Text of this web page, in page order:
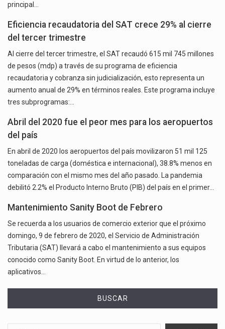
principal…
Eficiencia recaudatoria del SAT crece 29% al cierre
del tercer trimestre
Al cierre del tercer trimestre, el SAT recaudó 615 mil 745 millones
de pesos (mdp) a través de su programa de eficiencia
recaudatoria y cobranza sin judicialización, esto representa un
aumento anual de 29% en términos reales. Este programa incluye
tres subprogramas:…
Abril del 2020 fue el peor mes para los aeropuertos
del país
En abril de 2020 los aeropuertos del país movilizaron 51 mil 125
toneladas de carga (doméstica e internacional), 38.8% menos en
comparación con el mismo mes del año pasado. La pandemia
debilitó 2.2% el Producto Interno Bruto (PIB) del país en el primer…
Mantenimiento Sanity Boot de Febrero
Se recuerda a los usuarios de comercio exterior que el próximo
domingo, 9 de febrero de 2020, el Servicio de Administración
Tributaria (SAT) llevará a cabo el mantenimiento a sus equipos
conocido como Sanity Boot. En virtud de lo anterior, los
aplicativos…
BUSCAR